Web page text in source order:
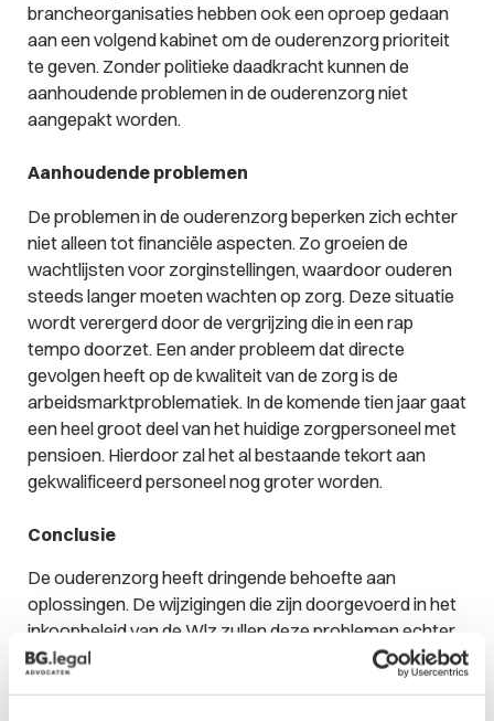
brancheorganisaties hebben ook een oproep gedaan
aan een volgend kabinet om de ouderenzorg prioriteit
te geven. Zonder politieke daadkracht kunnen de
aanhoudende problemen in de ouderenzorg niet
aangepakt worden.
Aanhoudende problemen
De problemen in de ouderenzorg beperken zich echter
niet alleen tot financiële aspecten. Zo groeien de
wachtlijsten voor zorginstellingen, waardoor ouderen
steeds langer moeten wachten op zorg. Deze situatie
wordt verergerd door de vergrijzing die in een rap
tempo doorzet. Een ander probleem dat directe
gevolgen heeft op de kwaliteit van de zorg is de
arbeidsmarktproblematiek. In de komende tien jaar gaat
een heel groot deel van het huidige zorgpersoneel met
pensioen. Hierdoor zal het al bestaande tekort aan
gekwalificeerd personeel nog groter worden.
Conclusie
De ouderenzorg heeft dringende behoefte aan
oplossingen. De wijzigingen die zijn doorgevoerd in het
inkoopbeleid van de Wlz zullen deze problemen echter
niet oplossen. Wilt u weten hoe wij u als zorginstelling
op met